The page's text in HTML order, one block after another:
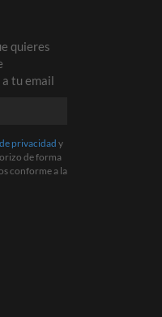
quieres
tu email
privacidady
de forma
conforme a la